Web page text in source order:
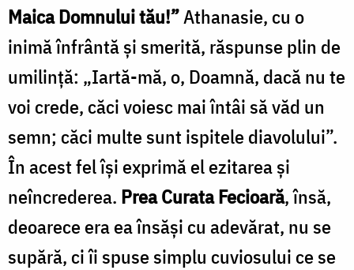
Maica Domnului tău!”Athanasie, cu o
inimă înfrântă şi smerită, răspunse plin de
umilinţă: „Iartă-mă, o, Doamnă, dacă nu te
voi crede, căci voiesc mai întâi să văd un
semn; căci multe sunt ispitele diavolului”.
În acest fel îşi exprimă el ezitarea şi
neîncrederea. Prea Curata Fecioară, însă,
deoarece era ea însăşi cu adevărat, nu se
supără, ci îi spuse simplu cuvio­sului ce se